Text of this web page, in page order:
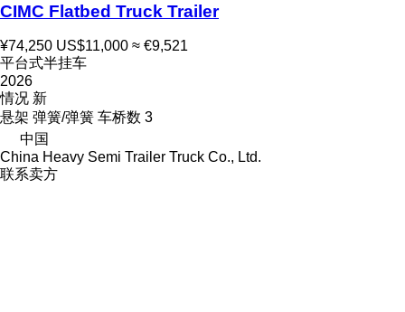
CIMC Flatbed Truck Trailer
¥74,250 US$11,000 ≈ €9,521
平台式半挂车
2026
情况 新
悬架 弹簧/弹簧 车桥数 3
中国
China Heavy Semi Trailer Truck Co., Ltd.
联系卖方